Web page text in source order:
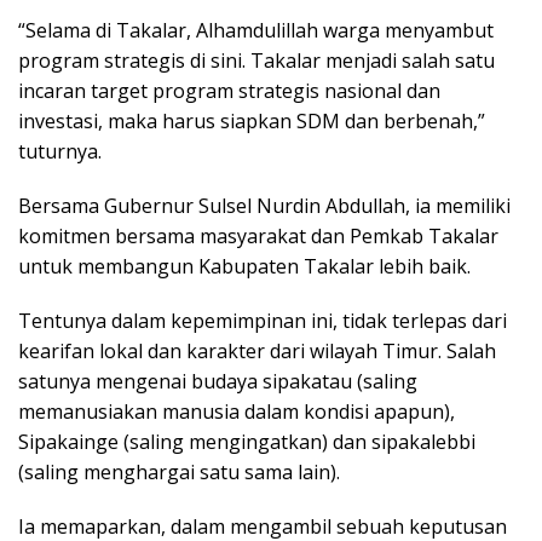
“Selama di Takalar, Alhamdulillah warga menyambut
program strategis di sini. Takalar menjadi salah satu
incaran target program strategis nasional dan
investasi, maka harus siapkan SDM dan berbenah,”
tuturnya.
Bersama Gubernur Sulsel Nurdin Abdullah, ia memiliki
komitmen bersama masyarakat dan Pemkab Takalar
untuk membangun Kabupaten Takalar lebih baik.
Tentunya dalam kepemimpinan ini, tidak terlepas dari
kearifan lokal dan karakter dari wilayah Timur. Salah
satunya mengenai budaya sipakatau (saling
memanusiakan manusia dalam kondisi apapun),
Sipakainge (saling mengingatkan) dan sipakalebbi
(saling menghargai satu sama lain).
Ia memaparkan, dalam mengambil sebuah keputusan